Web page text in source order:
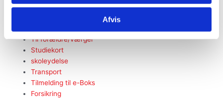
Afvis
Bliv elev
Til forældre/værger
Studiekort
skoleydelse
Transport
Tilmelding til e-Boks
Forsikring